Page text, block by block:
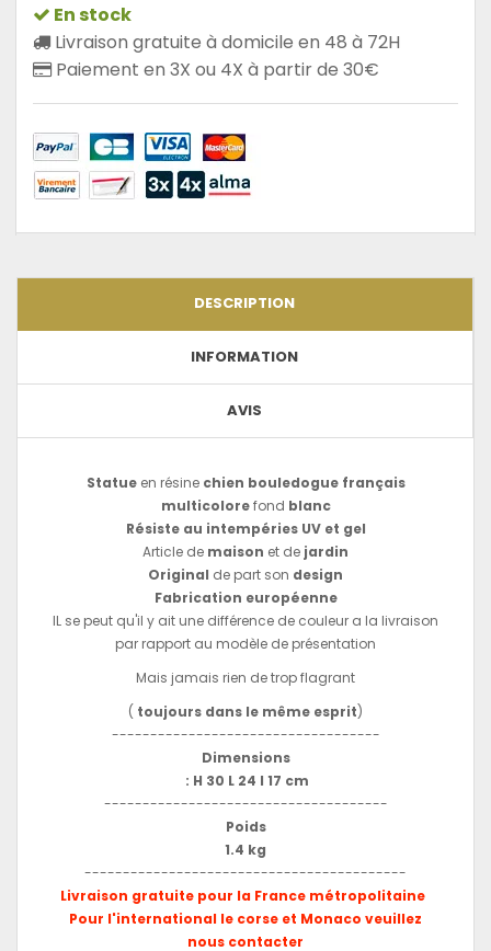
En stock
Livraison gratuite à domicile en 48 à 72H
Paiement en 3X ou 4X à partir de 30€
DESCRIPTION
INFORMATION
AVIS
Statueen résine chien bouledogue français
multicolorefond blanc
Résiste au intempéries UV et gel
Article de maison et de jardin
Original de part son design
Fabrication européenne
IL se peut qu'il y ait une différence de couleur a la livraison
par rapport au modèle de présentation
Mais jamais rien de trop flagrant
( toujours dans le même esprit)
-----------------------------------
Dimensions
: H 30 L 24 l 17 cm
-------------------------------------
Poids
1.4 kg
------------------------------------------
Livraison gratuite pour la France métropolitaine
Pour l'international le corse et Monaco veuillez
nous contacter